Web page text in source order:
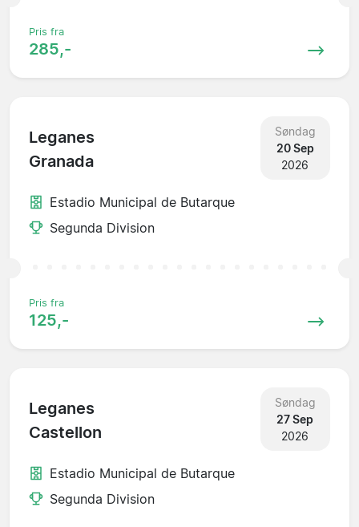
Pris fra
285,-
Leganes
Granada
Søndag
20 Sep
2026
Estadio Municipal de Butarque
Segunda Division
Pris fra
125,-
Leganes
Castellon
Søndag
27 Sep
2026
Estadio Municipal de Butarque
Segunda Division